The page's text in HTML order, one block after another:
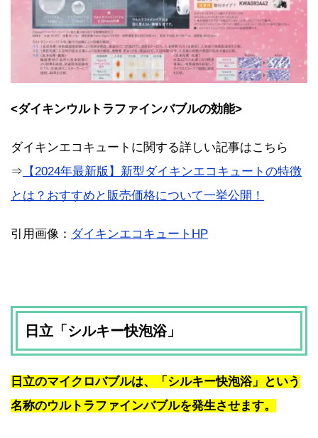
<ダイキンウルトラファインバブルの効能>
ダイキンエコキュートに関する詳しい記事はこちら
⇒ 【2024年最新版】新型ダイキンエコキュートの特徴
とは？おすすめと販売価格について一挙公開！
引用画像： ダイキンエコキュートHP
日立「シルキー快泡浴」
日立のマイクロバブルは、「シルキー快泡浴」という
名称のウルトラファインバブルを発生させます。